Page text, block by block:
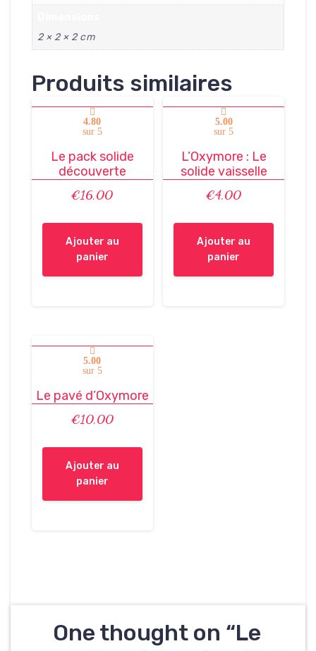
2 × 2 × 2 cm
Produits similaires
4.80
sur 5
Le pack solide
découverte
€16,00
Ajouter au
panier
5.00
sur 5
L’Oxymore : Le
solide vaisselle
€4,00
Ajouter au
panier
5.00
sur 5
Le pavé d’Oxymore
€10,00
Ajouter au
panier
One thought on “Le